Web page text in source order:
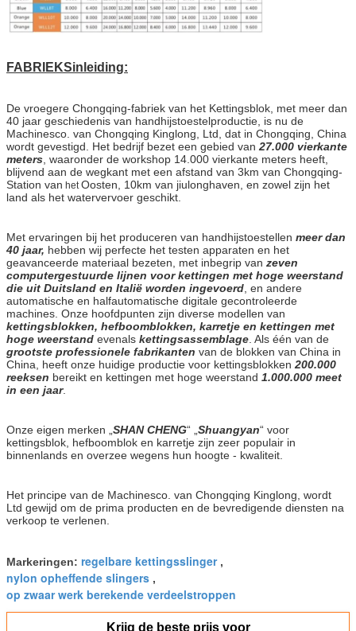
FABRIEKSinleiding:
De vroegere Chongqing-fabriek van het Kettingsblok, met meer dan
40 jaar geschiedenis van handhijstoestelproductie, is nu de
Machinesco. van Chongqing Kinglong, Ltd, dat in Chongqing, China
wordt gevestigd. Het bedrijf bezet een gebied van 27.000 vierkante
meters , waaronder de workshop 14.000 vierkante meters heeft,
blijvend aan de wegkant met een afstand van 3km van Chongqing-
Station van hetOosten, 10km van jiulonghaven, en zowel zijn het
land als het watervervoer geschikt.
Met ervaringen bij het produceren van handhijstoestellen meer dan
40 jaar, hebben wij perfecte het testen apparaten en het
geavanceerde materiaal bezeten, met inbegrip van zeven
computergestuurde lijnen voor kettingen met hoge weerstand
die uit Duitsland en Italië worden ingevoerd , en andere
automatische en halfautomatische digitale gecontroleerde
machines. Onze hoofdpunten zijn diverse modellen van
kettingsblokken, hefboomblokken, karretje en kettingen met
hoge weerstand evenals kettingsassemblage . Als één van de
grootste professionele fabrikanten van de blokken van China in
China, heeft onze huidige productie voor kettingsblokken 200.000
reeksen bereikt en kettingen met hoge weerstand 1.000.000 meet
in een jaar.
Onze eigen merken „ SHAN CHENG“ „ Shuangyan“ voor
kettingsblok, hefboomblok en karretje zijn zeer populair in
binnenlands en overzee wegens hun hoogte - kwaliteit.
Het principe van de Machinesco. van Chongqing Kinglong, wordt
Ltd gewijd om de prima producten en de bevredigende diensten na
verkoop te verlenen.
Markeringen: regelbare kettingsslinger,
nylon opheffende slingers ,
op zwaar werk berekende verdeelstroppen
Krijg de beste prijs voor